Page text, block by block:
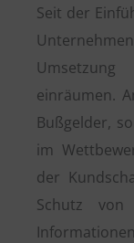
Seit der
einräumen.
Bußgelder,
im
der
Schutz von